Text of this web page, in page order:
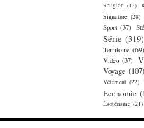
Religion (13)
Signature (28)
Sport (37)
Série (319)
Territoire (69)
Vidéo (37)
Voyage (107)
Vêtement (22)
Économie
Ésotérisme (21)